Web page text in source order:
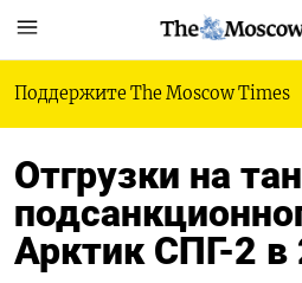
Поддержите The Moscow Times
Отгрузки на
Арктик СПГ-2 в